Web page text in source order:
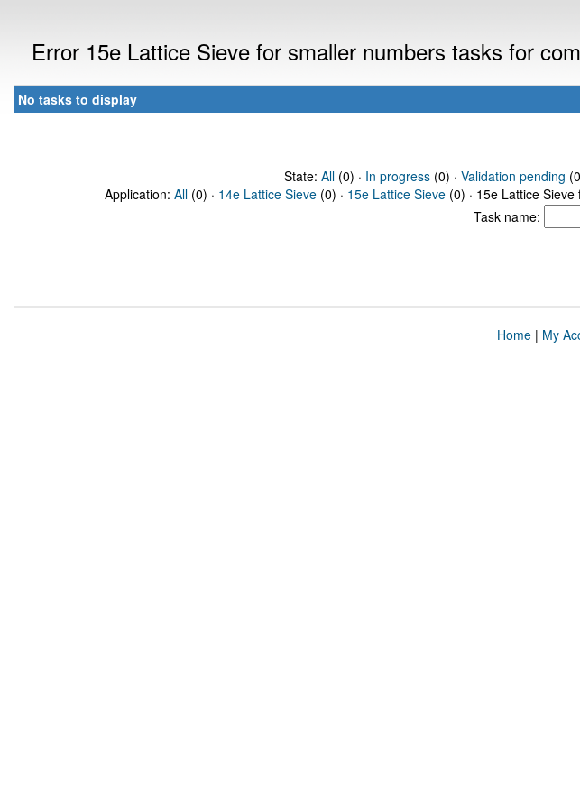
Error 15e Lattice Sieve for smaller numbers tasks for
No tasks to display
State: All(0) · In progress(0) · Validation pending
Application: All (0) · 14e Lattice Sieve (0) · 15e Lattice Sieve (0) · 15e Lattice
Task name:
Home| My